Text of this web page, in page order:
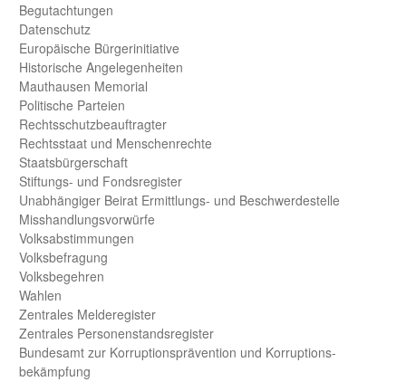
Begut­achtungen
Daten­schutz
Europäische Bürger­initiative
Historische Angelegen­heiten
Mauthausen Memorial
Politische Parteien
Rechts­schutz­beauftragter
Rechts­staat und Menschen­rechte
Staats­bürger­schaft
Stiftungs- und Fonds­register
Unab­hängiger Beirat Ermittlungs- und Beschwerde­stelle
Misshandlungs­vorwürfe
Volks­abstimmungen
Volks­befragung
Volks­begehren
Wahlen
Zentrales Melde­register
Zentrales Personen­stands­register
Bundes­amt zur Korrup­tions­prävention und Korrup­tions­
bekämpfung